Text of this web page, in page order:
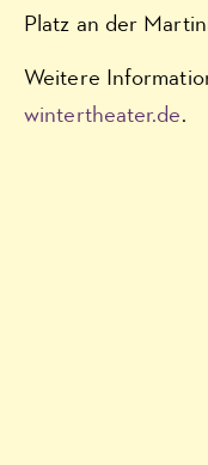
Platz an der
Weitere
wintertheater.de.